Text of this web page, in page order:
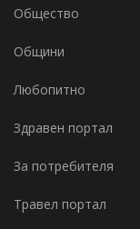
Общество
Общини
Любопитно
Здравен портал
За потребителя
Травел портал